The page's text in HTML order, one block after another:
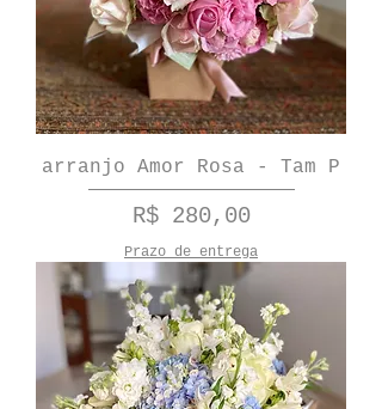
arranjo Amor Rosa - Tam P
Preço
R$ 280,00
Prazo de entrega